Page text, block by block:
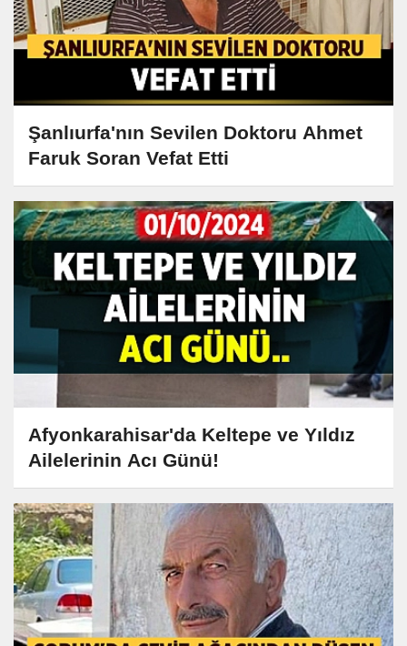
Şanlıurfa'nın Sevilen Doktoru Ahmet
Faruk Soran Vefat Etti
Afyonkarahisar'da Keltepe ve Yıldız
Ailelerinin Acı Günü!